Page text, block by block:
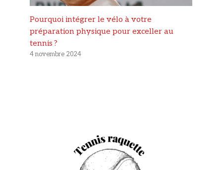
Pourquoi intégrer le vélo à votre
préparation physique pour exceller au
tennis ?
4 novembre 2024